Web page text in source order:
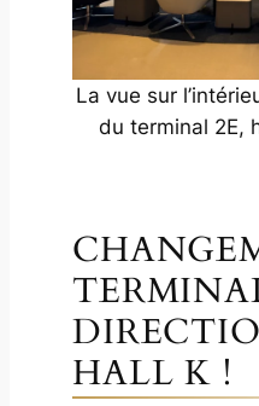
La vue sur
du terminal 2E,
HALL K !